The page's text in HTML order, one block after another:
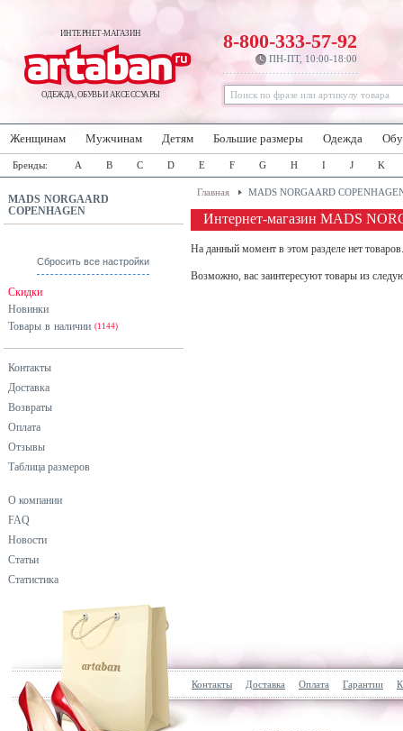
ИНТЕРНЕТ-МАГАЗИН
ОДЕЖДА, ОБУВЬ И АКСЕССУАРЫ
8-800-333-57-92
ПН-ПТ, 10:00-18:00
Женщинам Мужчинам Детям Большие размеры Одежда
Бренды: A B C D E F G H I J K
MADS NORGAARD
COPENHAGEN
Сбросить все настройки
Скидки
Новинки
Товары в наличии (1144)
Контакты
Доставка
Возвраты
Оплата
Отзывы
Таблица размеров
О компании
FAQ
Новости
Статьи
Статистика
Главная MADS NORGAARD
Интернет-магазин MADS
На данный момент в этом разделе нет
Возможно, вас заинтересуют товары из
Контакты Доставка Оплата Гарантии